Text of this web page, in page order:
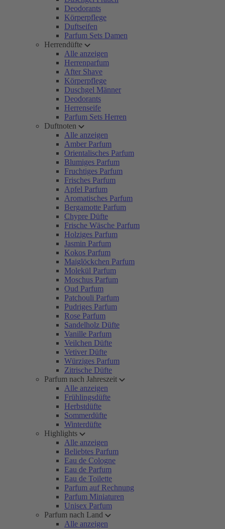
Deodorants
Körperpflege
Duftseifen
Parfum Sets Damen
Herrendüfte
Alle anzeigen
Herrenparfum
After Shave
Körperpflege
Duschgel Männer
Deodorants
Herrenseife
Parfum Sets Herren
Duftnoten
Alle anzeigen
Amber Parfum
Orientalisches Parfum
Blumiges Parfum
Fruchtiges Parfum
Frisches Parfum
Apfel Parfum
Aromatisches Parfum
Bergamotte Parfum
Chypre Düfte
Frische Wäsche Parfum
Holziges Parfum
Jasmin Parfum
Kokos Parfum
Maiglöckchen Parfum
Molekül Parfum
Moschus Parfum
Oud Parfum
Patchouli Parfum
Pudriges Parfum
Rose Parfum
Sandelholz Düfte
Vanille Parfum
Veilchen Düfte
Vetiver Düfte
Würziges Parfum
Zitrische Düfte
Parfum nach Jahreszeit
Alle anzeigen
Frühlingsdüfte
Herbstdüfte
Sommerdüfte
Winterdüfte
Highlights
Alle anzeigen
Beliebtes Parfum
Eau de Cologne
Eau de Parfum
Eau de Toilette
Parfum auf Rechnung
Parfum Miniaturen
Unisex Parfum
Parfum nach Land
Alle anzeigen